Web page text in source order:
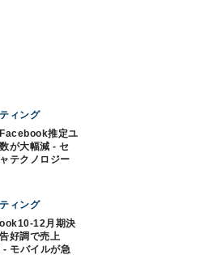
ィング
Facebook推定ユ
が大幅減 - セ
テクノロジー
ィング
12月期決
好調で売上
- モバイルが急